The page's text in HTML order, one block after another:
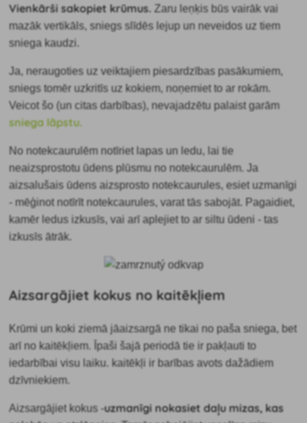
Vienkārši sakopiet krūmus.Zaru leņķis būs vairāk vai
mazāk vertikāls, sniegs slīdēs lejup un neveidos uz tiem
sniega kaudzi.
Ja, neraugoties uz veiktajiem piesardzības pasākumiem,
sniegs tomēr uzkritīs uz kokiem, noņemiet to ar rokām.
Veicot šo (un citas darbības), nevajadzētu palaist garām
sniega lāpstu.
No notekcaurulēm notīriet lapas un ledu, lai tie
neaizsprostotu ūdens plūsmu no notekcaurulēm. Ja
aizsalušais ūdens aizsprosto notekcaurules, esiet uzmanīgi
- mēģinot notīrīt notekcaurules, varat tās sabojāt. Pagaidiet,
kamēr ledus izkusīs, vai arī aplejiet to ar siltu ūdeni - tas
izkusīs ātrāk.
Aizsargājiet kokus no kaitēkļiem
Krūmi un koki ziemā jāaizsargā ne tikai no paša sniega, bet
arī no kaitēkļiem. Īpaši šajā periodā tie ir pakļauti to
iedarbībai visu laiku. kaitēkļi ir barības avots dažādiem
dzīvniekiem.
Aizsargājiet kokus -uzmanīgi nokasiet daļu mizas, kas